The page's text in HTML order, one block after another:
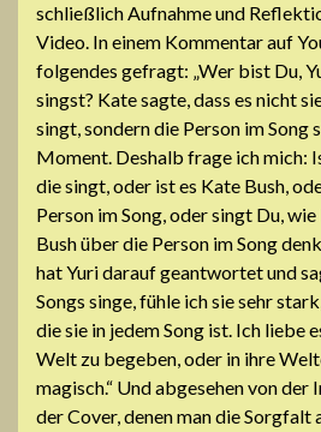
schließlich Aufnahme und
Video. In einem Kommentar auf
folgendes gefragt: „Wer bist Du,
singst? Kate sagte, dass es nicht
singt, sondern die Person im Song
Moment. Deshalb frage ich mich:
die singt, oder ist es Kate Bush,
Person im Song, oder singt Du,
Bush über die Person im Song
hat Yuri darauf geantwortet und
Songs singe, fühle ich sie sehr
die sie in jedem Song ist. Ich liebe
Welt zu begeben, oder in ihre
magisch.“ Und abgesehen von
der Cover, denen man die Sorgfalt